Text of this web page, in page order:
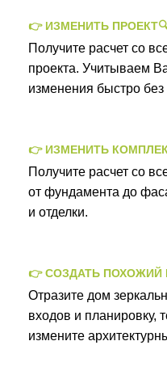
👉 ИЗМЕНИТЬ
Получите расчет со
проекта. Учитываем
изменения быстро без
👉 ИЗМЕНИТЬ
Получите расчет со
от фундамента до
и отделки.
👉 СОЗДАТЬ ПОХОЖИЙ
Отразите дом
входов и планировку,
измените